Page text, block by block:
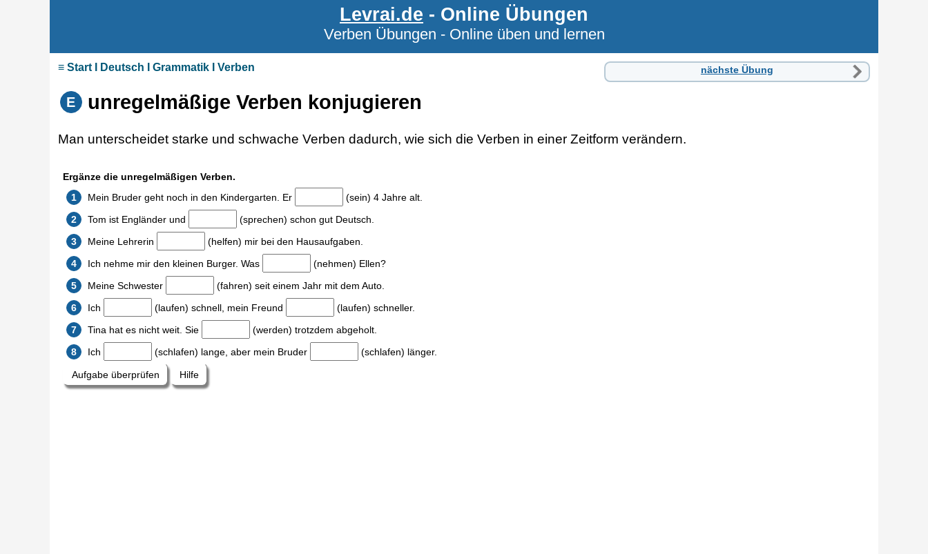
Levrai.de - Online Übungen
Verben Übungen - Online üben und lernen
≡ Start I Deutsch I Grammatik I Verben nächste Übung
E unregelmäßige Verben konjugieren
Man unterscheidet starke und schwache Verben dadurch, wie sich die Verben in einer Zeitform verändern.